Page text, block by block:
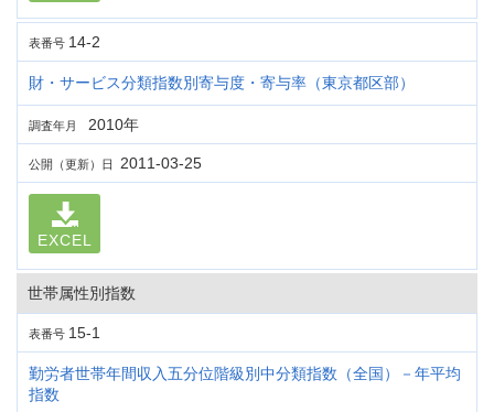
表番号 14-2
財・サービス分類指数別寄与度・寄与率（東京都区部）
調査年月 2010年
公開（更新）日 2011-03-25
EXCEL
世帯属性別指数
表番号 15-1
勤労者世帯年間収入五分位階級別中分類指数（全国）－年平均
指数